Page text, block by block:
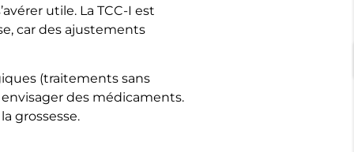
utile. La TCC-I est
car des ajustements
(traitements sans
des médicaments.
grossesse.